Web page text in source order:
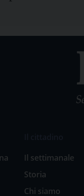
Il settimanale
Storia
Chi siamo